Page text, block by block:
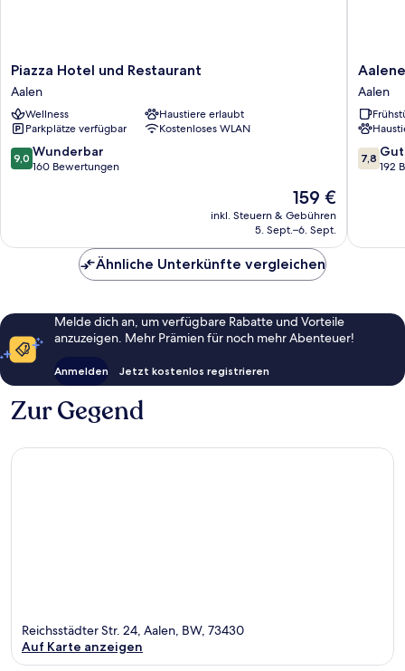
Piazza
Hotel
und
Restaurant
Aalen
Piazza Hotel und Restaurant
Aalen
Wellness
Haustiere erlaubt
Parkplätze verfügbar
Kostenloses WLAN
9.0
von
9,0 Wunderbar
160 Bewertungen
Der
Preis
beträgt
159 €
inkl. Steuern & Gebühren
5. Sept.–6. Sept.
Aalener
Aalen
Aalen
7.8
von
7,8 Gut
192
Ähnliche Unterkünfte vergleichen
Melde dich an, um verfügbare Rabatte und Vorteile
anzuzeigen. Mehr Prämien für noch mehr Abenteuer!
Anmelden Jetzt kostenlos registrieren
Zur Gegend
Reichsstädter Str. 24, Aalen, BW, 73430
Auf Karte anzeigen